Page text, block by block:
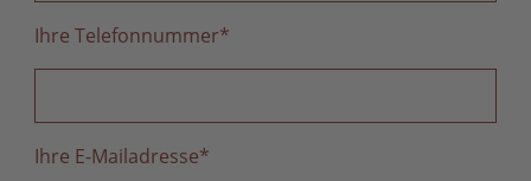
Ihre Telefonnummer*
Ihre E-Mailadresse*